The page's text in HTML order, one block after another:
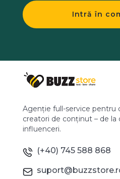
Intră în
Agenție full-service pentru
creatori de conținut – de la
influenceri.
(+40) 745 588 868